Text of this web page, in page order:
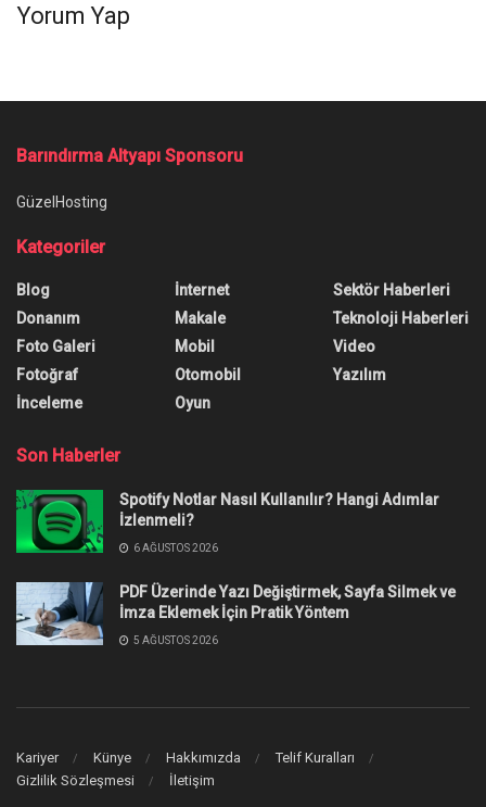
Yorum Yap
Barındırma Altyapı Sponsoru
GüzelHosting
Kategoriler
Blog
Donanım
Foto Galeri
Fotoğraf
İnceleme
İnternet
Makale
Mobil
Otomobil
Oyun
Sektör Haberleri
Teknoloji Haberleri
Video
Yazılım
Son Haberler
Spotify Notlar Nasıl Kullanılır? Hangi Adımlar
İzlenmeli?
6 AĞUSTOS 2026
PDF Üzerinde Yazı Değiştirmek, Sayfa Silmek ve
İmza Eklemek İçin Pratik Yöntem
5 AĞUSTOS 2026
Kariyer Künye Hakkımızda
Telif Kuralları
Gizlilik Sözleşmesi
İletişim